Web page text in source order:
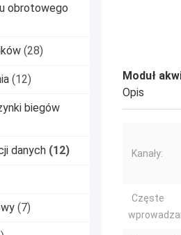
obrotowego
(28)
(12)
biegów
danych (12)
(7)
Moduł
Opis
Kanały:
Częste